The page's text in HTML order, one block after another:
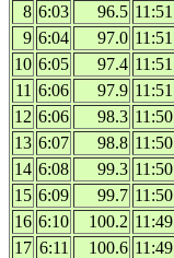
8 6:03 96.5 11:51
9 6:04 97.0 11:51
10 6:05 97.4 11:51
11 6:06 97.9 11:51
12 6:06 98.3 11:50
13 6:07 98.8 11:50
14 6:08 99.3 11:50
15 6:09 99.7 11:50
16 6:10 100.2 11:49
17 6:11 100.6 11:49